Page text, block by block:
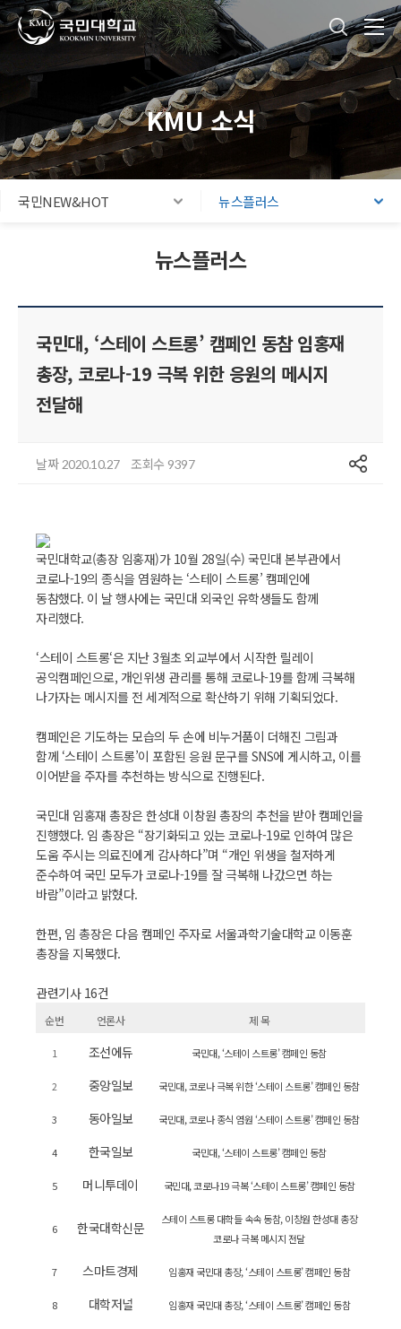
주메뉴 바로가기
본문내용 바로가기
푸터 바로가기
국민대학교
KMU 소식
국민NEW&HOT 뉴스플러스
뉴스플러스
국민대, ‘스테이 스트롱’ 캠페인 동참 임홍재
총장, 코로나-19 극복 위한 응원의 메시지
전달해
날짜 2020.10.27 조회수 9397 공유
국민대학교(총장 임홍재)가 10월 28일(수) 국민대 본부관에서
코로나-19의 종식을 염원하는 ‘스테이 스트롱’ 캠페인에
동참했다. 이 날 행사에는 국민대 외국인 유학생들도 함께
자리했다.
‘스테이 스트롱‘은 지난 3월초 외교부에서 시작한 릴레이
공익캠페인으로, 개인위생 관리를 통해 코로나-19를 함께 극복해
나가자는 메시지를 전 세계적으로 확산하기 위해 기획되었다.
캠페인은 기도하는 모습의 두 손에 비누거품이 더해진 그림과
함께 ‘스테이 스트롱’이 포함된 응원 문구를 SNS에 게시하고, 이를
이어받을 주자를 추천하는 방식으로 진행된다.
국민대 임홍재 총장은 한성대 이창원 총장의 추천을 받아 캠페인을
진행했다. 임 총장은 “장기화되고 있는 코로나-19로 인하여 많은
도움 주시는 의료진에게 감사하다”며 “개인 위생을 철저하게
준수하여 국민 모두가 코로나-19를 잘 극복해 나갔으면 하는
바람”이라고 밝혔다.
한편, 임 총장은 다음 캠페인 주자로 서울과학기술대학교 이동훈
총장을 지목했다.
관련기사 16건
순번 언론사 제 목
1 조선에듀 국민대, ‘스테이 스트롱’ 캠페인 동참
2 중앙일보 국민대, 코로나 극복 위한 ‘스테이 스트롱’ 캠페인 동참
3 동아일보 국민대, 코로나 종식 염원 ‘스테이 스트롱’ 캠페인 동참
4 한국일보 국민대, ‘스테이 스트롱’ 캠페인 동참
5 머니투데이 국민대, 코로나19 극복 ‘스테이 스트롱’ 캠페인 동참
6 한국대학신문
스테이 스트롱 대학들 속속 동참, 이창원 한성대 총장
코로나 극복 메시지 전달
7 스마트경제 임홍재 국민대 총장, ‘스테이 스트롱’ 캠페인 동참
8 대학저널 임홍재 국민대 총장, ‘스테이 스트롱’ 캠페인 동참